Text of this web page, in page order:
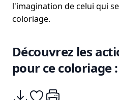
l'imagination de celui qui
coloriage.
Découvrez les
pour ce coloriage :
Télécharger
Ajouter à mes coups de
Imprimer